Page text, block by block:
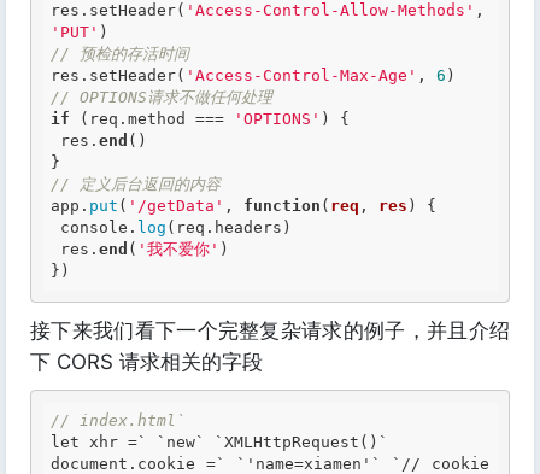
res.setHeader( 'Access-Control-Allow-Methods'
'PUT' )
// 预检的存活时间
res.setHeader( 'Access-Control-Max-Age' , 6 )
// OPTIONS请求不做任何处理
if (req.method === 'OPTIONS' ) {
res. end ()
}
// 定义后台返回的内容
app. put ( '/getData' , function ( req , res ) {
console. log (req.headers)
res. end ( '我不爱你' )
})
接下来我们看下一个完整复杂请求的例子，并且介绍
下 CORS 请求相关的字段
// index.html`
let xhr =` ` new` ` XMLHttpRequest()`
document.cookie =` `' name=xiamen' ` ` // cookie